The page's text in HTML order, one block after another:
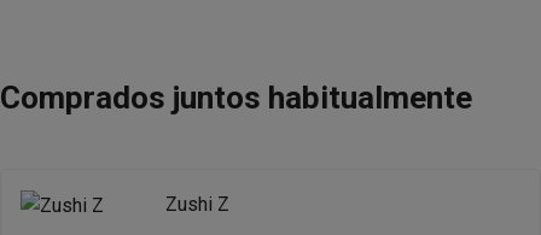
Comprados juntos habitualmente
Zushi Z